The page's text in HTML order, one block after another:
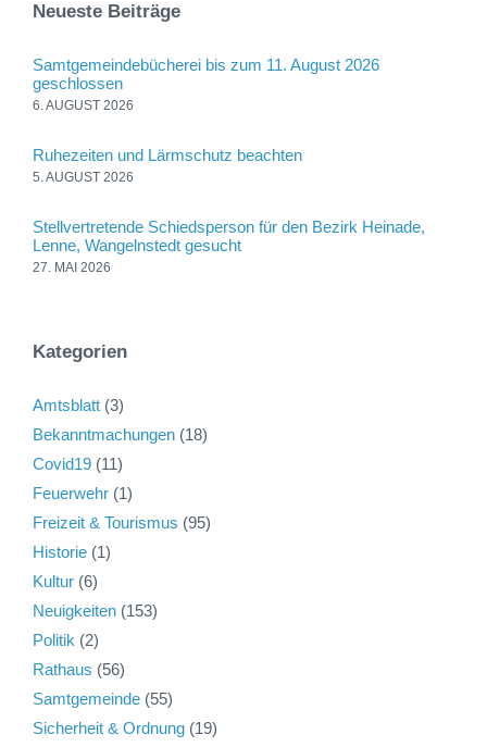
Neueste Beiträge
Samtgemeindebücherei bis zum 11. August 2026
geschlossen
6. AUGUST 2026
Ruhezeiten und Lärmschutz beachten
5. AUGUST 2026
Stellvertretende Schiedsperson für den Bezirk Heinade,
Lenne, Wangelnstedt gesucht
27. MAI 2026
Kategorien
Amtsblatt (3)
Bekanntmachungen (18)
Covid19 (11)
Feuerwehr (1)
Freizeit & Tourismus (95)
Historie (1)
Kultur (6)
Neuigkeiten (153)
Politik (2)
Rathaus (56)
Samtgemeinde (55)
Sicherheit & Ordnung (19)